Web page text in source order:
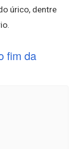
úrico, dentre
fim da